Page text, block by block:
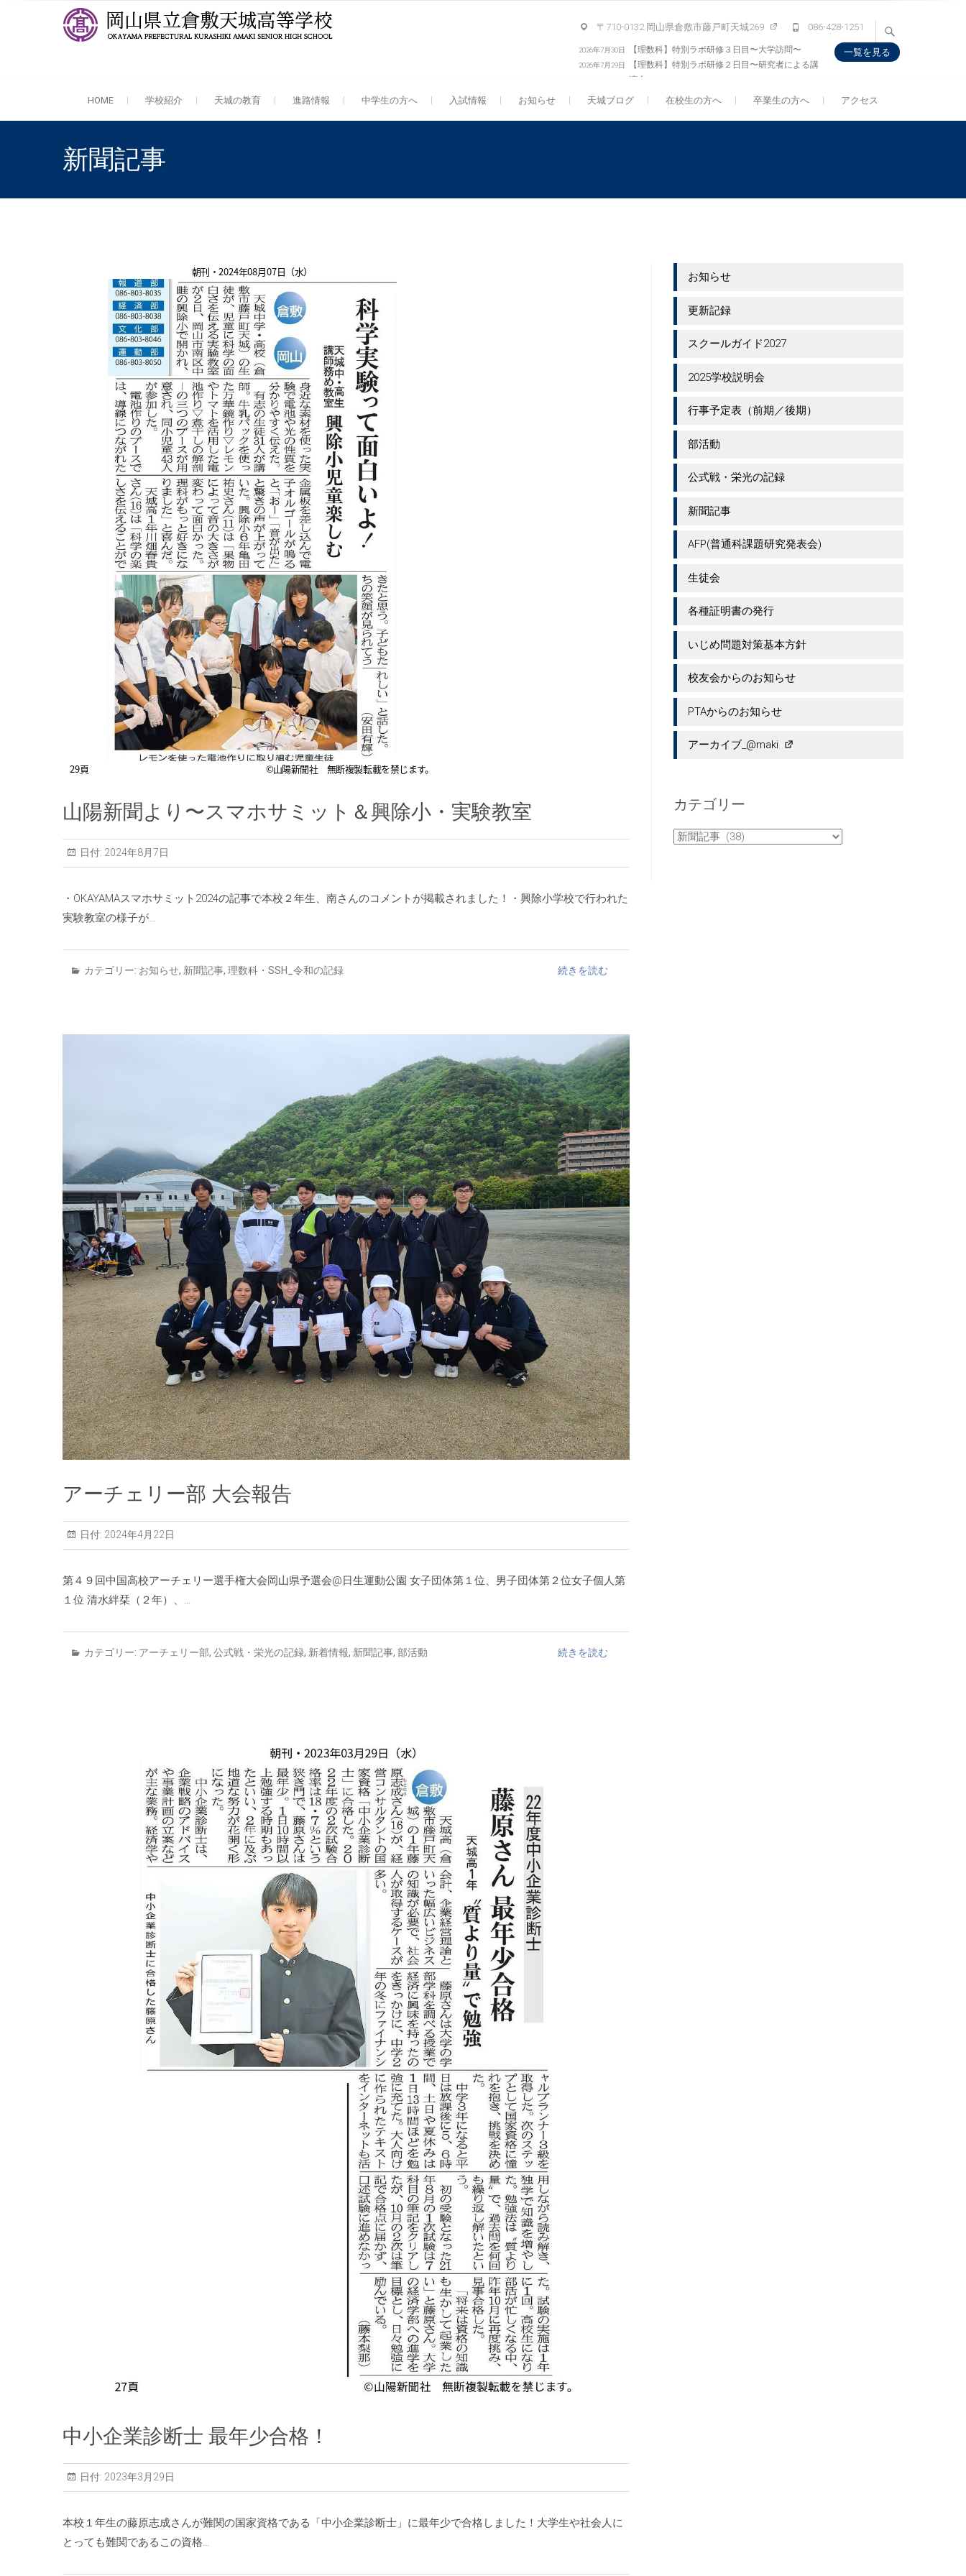
岡山県立倉敷天城高等学校
全日制 中高一貫・普通科・理数科 〒710-0132 岡山県倉敷市藤戸町天城269 086-428-1251
【理数科】特別ラボ研修３日目〜大学訪問〜
2026年7月30日
【理数科】特別ラボ研修２日目〜研究者による講
演会〜
2026年7月29日
一覧を見る
HOME 学校紹介 天城の教育 進路情報 中学生の方へ 入試情報 お知らせ 天城ブログ 在校生の方へ 卒業生の方へ アクセス
新聞記事
山陽新聞より〜スマホサミット＆興除小・実験教室
日付: 2024年8月7日
・OKAYAMAスマホサミット2024の記事で本校２年生、南さんのコメントが掲載されました！・興除小学校で行われた
実験教室の様子が…
カテゴリー: お知らせ, 新聞記事, 理数科・SSH_令和の記録 続きを読む
アーチェリー部 大会報告
日付: 2024年4月22日
第４９回中国高校アーチェリー選手権大会岡山県予選会@日生運動公園 女子団体第１位、男子団体第２位女子個人第
１位 清水絆栞（２年）、…
カテゴリー: アーチェリー部, 公式戦・栄光の記録, 新着情報, 新聞記事, 部活動 続きを読む
中小企業診断士 最年少合格！
日付: 2023年3月29日
本校１年生の藤原志成さんが難関の国家資格である「中小企業診断士」に最年少で合格しました！大学生や社会人に
とっても難関であるこの資格…
お知らせ
更新記録
スクールガイド2027
2025学校説明会
行事予定表（前期／後期）
部活動
公式戦・栄光の記録
新聞記事
AFP(普通科課題研究発表会)
生徒会
各種証明書の発行
いじめ問題対策基本方針
校友会からのお知らせ
PTAからのお知らせ
アーカイブ_@maki
カテゴリー
カ